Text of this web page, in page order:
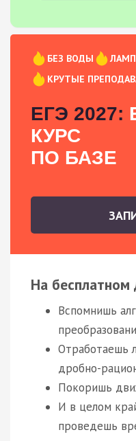
БЕЗ ВОДЫ
КРУТЫЕ
ЕГЭ 2027:
КУРС
ПО БАЗЕ
На
Вспомнишь
Отработаешь
дробно-
Покоришь
И в целом
проведешь